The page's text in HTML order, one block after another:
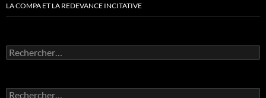
LA COMPA ET LA REDEVANCE INCITATIVE
Rechercher :
Rechercher :